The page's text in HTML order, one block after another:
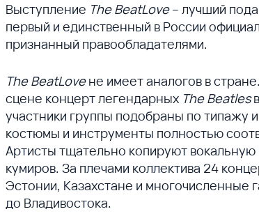
Выступление The BeatLove– лучший
первый и единственный в России
признанный правообладателями.
The BeatLoveне имеет аналогов в
сцене концерт легендарных The Beatles
участники группы подобраны по типажу
костюмы и инструменты полностью
Артисты тщательно копируют
кумиров. За плечами коллектива 24
Эстонии, Казахстане и многочисленные
до Владивостока.